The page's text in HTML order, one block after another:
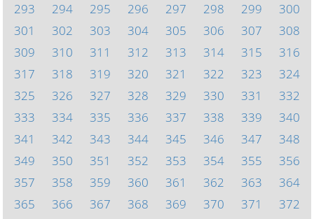
293
294 295 296 297 298 299
300
301
302 303 304 305 306 307
308
309
310 311 312 313 314 315
316
317
318 319 320 321 322 323
324
325
326 327 328 329 330 331
332
333
334 335 336 337 338 339
340
341
342 343 344 345 346 347
348
349
350 351 352 353 354 355
356
357
358 359 360 361 362 363
364
365
366 367 368 369 370 371
372